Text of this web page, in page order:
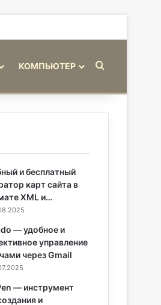
КОМПЬЮТЕР
и бесплатный
карт сайта в
XML и…
— удобное и
управление
через Gmail
— инструмент
и